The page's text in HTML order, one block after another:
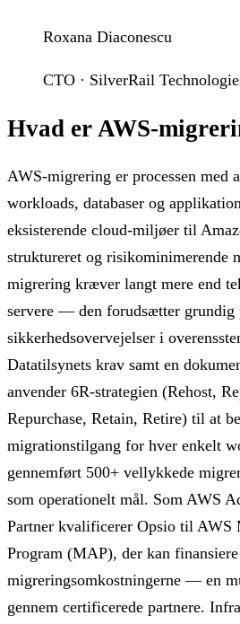
Roxana Diaconescu
CTO · SilverRail
Hvad er AWS-
AWS-migrering er processen med
workloads, databaser og
eksisterende cloud-miljøer til
struktureret og risikominimerende
migrering kræver langt mere end
servere — den forudsætter grundig
sikkerhedsovervejelser i
Datatilsynets krav samt en
anvender 6R-strategien (Rehost,
Repurchase, Retain, Retire) til at
migrationstilgang for hver enkelt
gennemført 500+ vellykkede
som operationelt mål. Som AWS
Partner kvalificerer Opsio til AWS
Program (MAP), der kan
migreringsomkostningerne — en
gennem certificerede partnere.